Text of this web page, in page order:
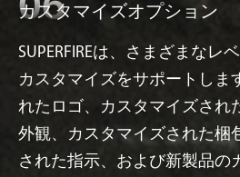
カスタマイズオプション
SUPERFIREは、さまざまなレ
カスタマイズをサポートしま
れたロゴ、カスタマイズされ
外観、カスタマイズされた梱
された指示、および新製品の